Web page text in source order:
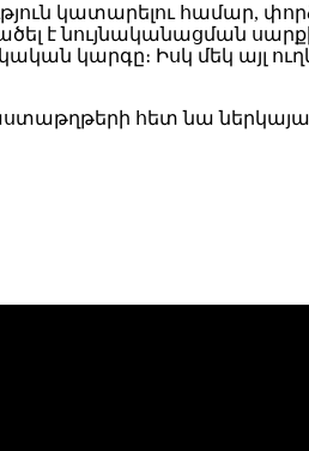
կատարելու համար,
է նույնականացման
կարգը։ Իսկ մեկ այլ
հետ նա